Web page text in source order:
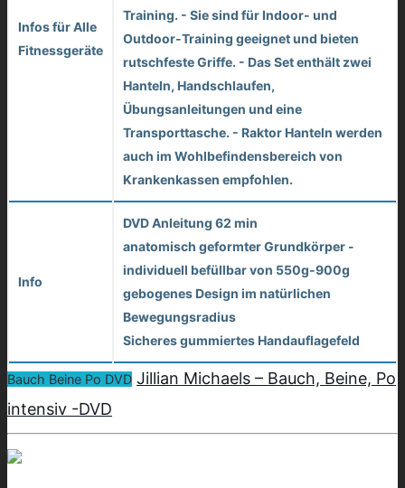
Infos für Alle
Fitnessgeräte
Training. - Sie sind für Indoor- und
Outdoor-Training geeignet und bieten
rutschfeste Griffe. - Das Set enthält zwei
Hanteln, Handschlaufen,
Übungsanleitungen und eine
Transporttasche. - Raktor Hanteln werden
auch im Wohlbefindensbereich von
Krankenkassen empfohlen.
Info
DVD Anleitung 62 min
anatomisch geformter Grundkörper -
individuell befüllbar von 550g-900g
gebogenes Design im natürlichen
Bewegungsradius
Sicheres gummiertes Handauflagefeld
Bauch Beine Po DVD Jillian Michaels – Bauch, Beine, Po
intensiv -DVD